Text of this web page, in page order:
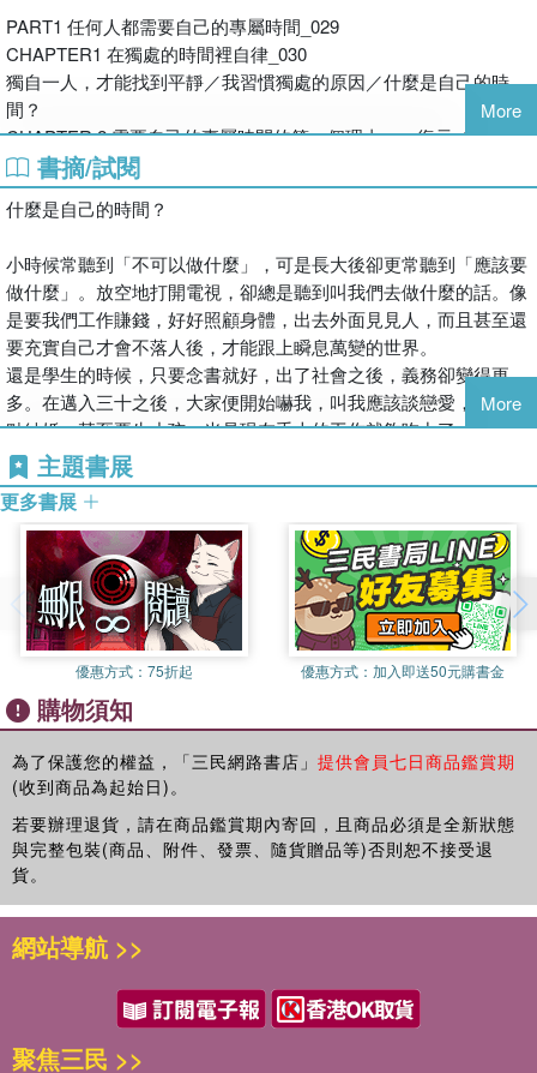
◆如果我不下定決心規劃出照顧自己的時間、把自己擺在第一位的
時間、更加了解自己的時間，那麼我就等於沒有自己的專屬時間。
__獨處時，我才看見自己漂亮的一面
◆通常比起讓變得脆弱的自己復元，我們反而忙著指責自己。
◆自我認同感下降的原因並非能力不足，而是不願意了解自己是多
麼不錯的人才會發生的現象。
◆當我遠離這世界所定義的漂亮的人、成功的人、不錯的人的條
◆藉由自己的專屬時間，我選擇成為自己想成為的人，確信我所認
為的幸福是錯的。這樣的領悟也自然讓我進一步找到屬於自己的價
值，也讓我了解到自己重視的是什麼。
__如果你想擺脫他人的評價
◆即使不喜歡別人恣意批評自己也無可奈何，因為我們無法阻止別
人怎麼想。因此，答案就只有一種，就是改變自己面對那些評價的
姿態。
◆自己的專屬時間送給我最有意義的禮物，就是不再渴望他人對我
的評價和肯定。
__創造自己的專屬時間的四階段方法
第一步：克服寂寞
1.寂寞絕對不會被人填滿，只有自己能解決寂寞。
2.寂寞是告訴我專注於自己的訊號。
3.寂寞是所有人都會感受到的自然情緒。
第二步：計畫自己的專屬時間
獨處時間是愛自己必備的最基本要素，它也像保護自己的安全裝置
一樣。這瞬間先想到自己吧。回頭看看自己，閱讀自己，找尋自
己，然後把自己照顧好。
第三步：整理四周
如果你想擁有自己的專屬時間，可是注意力卻不斷渙散，那麼我建
議你可以把讓自己在意或分心的事物一件件地整理，例如打掃房間
第四步：拋開自責
要能習慣自己的專屬時間需要練習。剛開始你可能會自責，因為把
處是一回事，你更應該把和自己好好相處擺在優先。沒有自我的人
際關係不會長久，也沒有意義。
語老師，做設計，也做影音編輯，也跟風當社群小編。現正學習享
受每一份自己選擇的工作。
好，當然也喝了不少威士忌，以為這樣，我也可以在有品味的生活
之中，找到寫作的契機。
事情壞就壞在人生想要有難忘的高潮，不能只做半套。我始終視為
畏途的另外那半套，是村上那有如清教徒般的戒律生活。試問有誰
的內心對話？如果這樣能夠造就一個不世出的天才，那我是否安心
地成為魯蛇就好？
直到我遇見來自緯度更高的韓國金有真，我才發現瘋狂並不是瘋
狂，苦行僧的生活也不是為了戒斷享受，而是在獨處的時光之中，
遇見更好的自己。
這位擁有美國兩州律師執照的金有真律師，究竟是何方神聖？和村
上春樹一樣，金有真每天都在四點半起床。但村上很少露面，也不
使用社交軟體；而金有真是個YouTuber，她的早晨使用法，累積觀
看次數超過一千五百萬次，改變了韓國無數個早晨，掀起一陣早起
熱潮。
事實上，金有真的第一本療癒之書《我的一天從4點30分開始》早
已賣出全球版權。據我所知，台灣就有不少讀者受到她的激發，扭
轉了人生的困局。這些讀者長期受慢性疲勞所苦，常常加班到沒有
自己的時間，晚上只好報復性熬夜追劇滑臉書。假日縱使補眠到中
午，也充不了什麼電。惡性循環之下，越來越疲勞，越來越憂鬱，
人生成就感也越來越低。
如果說金有真在第一本提出「以早起作為消除慢性疲勞的有效療
方」，那麼這本《獨處，遇見更好的自己》就是一冊全方面的心靈
指南。早起不一定適合所有人。不早起也沒有關係，更重要的問題
始終是，你得在忙碌得喘不過氣的日常裡，找到讓自己可以慢下腳
步的方式。而獨處便是開啟自癒之泉的最好法門。
村上大叔每天跑步，別人覺得很痛苦的事，他卻甘之如飴，因為他
說，「在自己的專屬時間裡，傾聽自己的聲音和自控自律必須成為
生活的基調。正如持之以恆地運動能讓身體變健康，照顧自己也會
讓內心堅強起來。」
獨處並非獨自一個人做著重複無聊的事。獨處不是為了不相處，不
是自私，更不是試探寂寞的邊界。獨處是為了讓自己拋開塵俗；獨
過自己。獨處，就像幫工作過載的電腦重新開機一樣，讓一切歸
零，你才能在失衡的生活裡，找到回家的路。
書中有一段讀來心有戚戚焉的段落：在學會獨處之前，金有真「總
PART1 任何人都需要自己的專屬時間_029
CHAPTER1 在獨處的時間裡自律_030
獨自一人，才能找到平靜／我習慣獨處的原因／什麼是自己的時
間？
CHAPTER 2 需要自己的專屬時間的第一個理由――復元_043
度過復元的時間／獨處時，我才看見自己漂亮的一面／「我」是最
棒的煩惱諮商師
CHAPTER3 需要自己的專屬時間的第二個理由――觀察＿052
CHAPTER4 需要自己的專屬時間的第三個理由――保持距離_063
如果你想擺脫他人的評價／和我不合的人，先再見
CHAPTER5 確保擁有自己的專屬時間的方法_071
成為獨自一人的意思／第一步：克服寂寞／第二步：計畫自己的專
屬時間／第三步：整理四周／第四步：拋開自責
這本書讀到這裡，你該回答的24個問題_082
PART 2 第一個好好利用自己的專屬時間的方法，重新設定_085
CHAPTER 6 人生也能重新設定_086
CHAPTER 7 重新設定的第一個必備條件，反學習_090
將花花綠綠的圖畫紙變回白紙／為什麼需要反學習／反學習的三種
方法／念書也需要的反學習法則
CHAPTER 8 重新設定的第二個必備條件，節制_102
藉由節制看到的小小成就感／第一步：節制和目標有所衝突的行為
CHAPTER 9 進步真正的意思_118
升級自己／現在重要的事是什麼？
CHAPTER10 尋找潛力的方法_132
創造欲望的查資料力量／機會是留給自尋出路的人
CHAPTER11 從自己能力所及之事開始＿132
現在必須馬上開始的理由／先將事情習慣化，就能看見成果／如何
創造能力所及之事
CHAPTER12 想做就做吧_141
讓自己成為夢想中的人的時間／不要等待挑戰的契機／恐懼是正面
CHAPTER13 加強不夠好的地方也是一種進步_152
More
書摘/試閱
什麼是自己的時間？
小時候常聽到「不可以做什麼」，可是長大後卻更常聽到「應該要
做什麼」。放空地打開電視，卻總是聽到叫我們去做什麼的話。像
是要我們工作賺錢，好好照顧身體，出去外面見見人，而且甚至還
要充實自己才會不落人後，才能跟上瞬息萬變的世界。
還是學生的時候，只要念書就好，出了社會之後，義務卻變得更
多。在邁入三十之後，大家便開始嚇我，叫我應該談戀愛，應該快
點結婚，甚至要生小孩。光是現在手上的工作就夠吃力了，可是這
種再怎麼做還是做不完的感覺到底是什麼呢？不知道是不是因為我
是律師，這份工作的特性就是得承擔許多責任，讓我肩上的擔子變
得更重。
每當我被生活壓得喘不過氣，感到焦慮時，就會告訴自己「今天我
需要自己的專屬時間」，並規劃在當天的行事曆裡。這段時間我不
會和任何人相處，只專注於自身。這段時間是我唯一能喘息的時
間，讓我能感受到平靜的時間。而我就是在此時見到真正的自己。
擁有自己的專屬時間並非單純指獨自待在某個空間的意思。
即使有充分的獨處時間，大部分的人還是不太清楚那段時間該做什
麼。有的人可能躺在沙發上，整天漫無目的地滑著手機，或是抓著
遙控器，盲目地轉台。又有的人覺得應該做點什麼，可是想到自己
一個人能做的事也不多，於是便放棄了。這些都不算是自己的專屬
時間。
偶然多出來的閒暇時光，拿來做之前無法做的事情，也不是自己的
專屬時間，腦子暫時拿來思考私事也不算。下班後，在家回想一整
群軟體確認對方近況，這也同樣不算自己的專屬時間。
格說起來，這也不算，因為通勤時，大家坐在公車上可能都在放
空，煩惱到了公司要做什麼，今天要跟誰討論什麼事。這樣的話，
這段時間只是集中在當天該做的事情上，而非自己的身上。
More
主題書展
更多書展
優惠方式： 75折起 優惠方式： 加入即送50元購書金
購物須知
為了保護您的權益，「三民網路書店」 提供會員七日商品鑑賞期
(收到商品為起始日)。
若要辦理退貨，請在商品鑑賞期內寄回，且商品必須是全新狀態
與完整包裝(商品、附件、發票、隨貨贈品等)否則恕不接受退
貨。
網站導航 >>
聚焦三民 >>